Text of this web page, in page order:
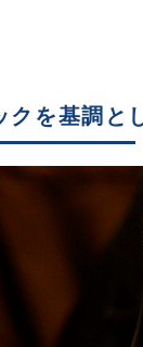
クを基調と